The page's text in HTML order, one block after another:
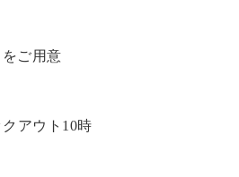
ご用意
アウト10時